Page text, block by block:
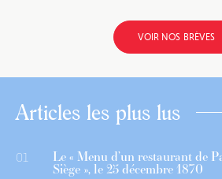
VOIR NOS BRÈVES
Articles les plus lus
01 Le « Menu d’un restaurant de
Siège », le 25 décembre 1870